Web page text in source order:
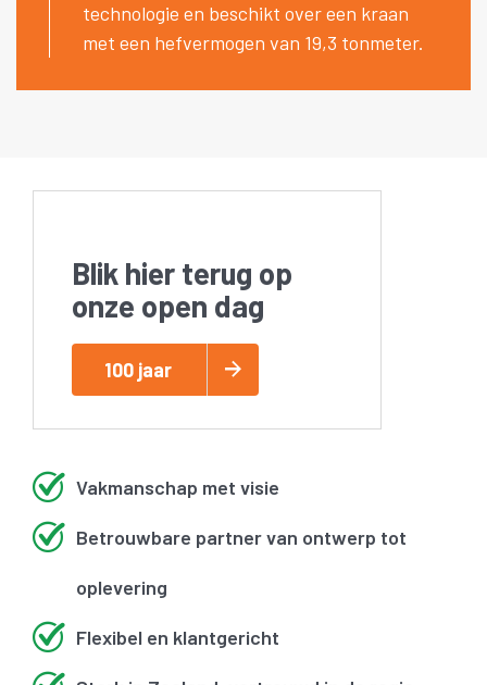
technologie en beschikt over een kraan
met een hefvermogen van 19,3 tonmeter.
Blik hier terug op
onze open dag
100 jaar
Vakmanschap met visie
Betrouwbare partner van ontwerp tot
oplevering
Flexibel en klantgericht